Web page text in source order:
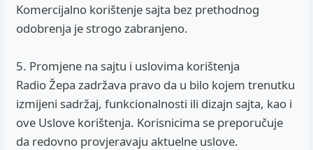
Komercijalno korištenje sajta bez prethodnog
odobrenja je strogo zabranjeno.
5. Promjene na sajtu i uslovima korištenja
Radio Žepa zadržava pravo da u bilo kojem trenutku
izmijeni sadržaj, funkcionalnosti ili dizajn sajta, kao i
ove Uslove korištenja. Korisnicima se preporučuje
da redovno provjeravaju aktuelne uslove.